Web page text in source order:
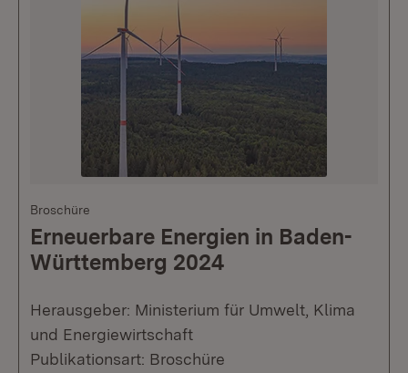
Broschüre
Erneuerbare Energien in Baden-
Württemberg 2024
Herausgeber: Ministerium für Umwelt, Klima
und Energiewirtschaft
Publikationsart: Broschüre